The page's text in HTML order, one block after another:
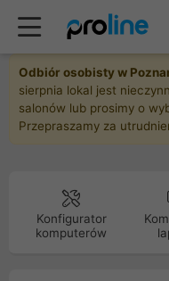
Odbiór osobisty w
sierpnia lokal jest
salonów lub prosimy o
Przepraszamy za
Konfigurator
komputerów